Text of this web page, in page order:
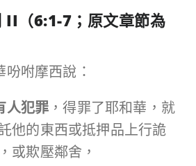
II （6:1-7 ；原文章節為
咐摩西說：
人犯罪 ，得罪了耶和華，就
他的東西或抵押品上行詭
或欺壓鄰舍，